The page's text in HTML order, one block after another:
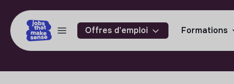
Offres d'emploi Formations